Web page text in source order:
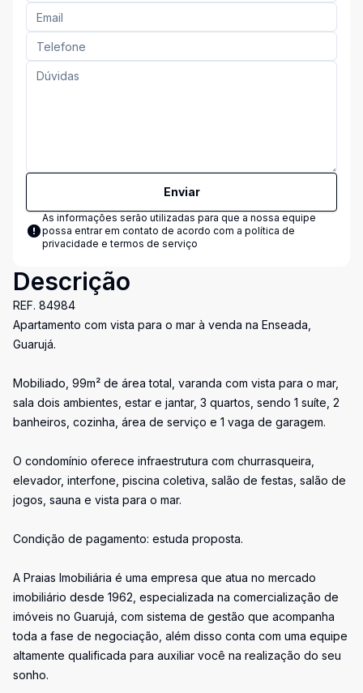
Enviar
As informações serão utilizadas para que a nossa equipe
possa entrar em contato de acordo com a política de
privacidade e termos de serviço
Descrição
REF. 84984
Apartamento com vista para o mar à venda na Enseada,
Guarujá.
Mobiliado, 99m² de área total, varanda com vista para o mar,
sala dois ambientes, estar e jantar, 3 quartos, sendo 1 suíte, 2
banheiros, cozinha, área de serviço e 1 vaga de garagem.
O condomínio oferece infraestrutura com churrasqueira,
elevador, interfone, piscina coletiva, salão de festas, salão de
jogos, sauna e vista para o mar.
Condição de pagamento: estuda proposta.
A Praias Imobiliária é uma empresa que atua no mercado
imobiliário desde 1962, especializada na comercialização de
imóveis no Guarujá, com sistema de gestão que acompanha
toda a fase de negociação, além disso conta com uma equipe
altamente qualificada para auxiliar você na realização do seu
sonho.